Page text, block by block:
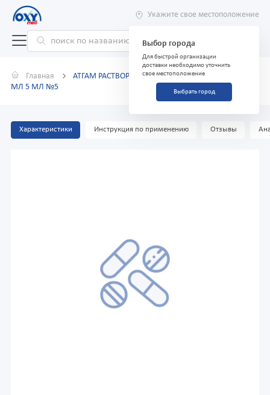
Укажите свое местоположение
Выбор города
Для быстрой организации
доставки необходимо уточнить
свое местоположение
Выбрать город
Главная
АТГАМ РАСТВОР ДЛЯ ИНФУЗИЙ (АМПУЛЫ) 50 МГ 1
МЛ 5 МЛ №5
Характеристики Инструкция по применению Отзывы